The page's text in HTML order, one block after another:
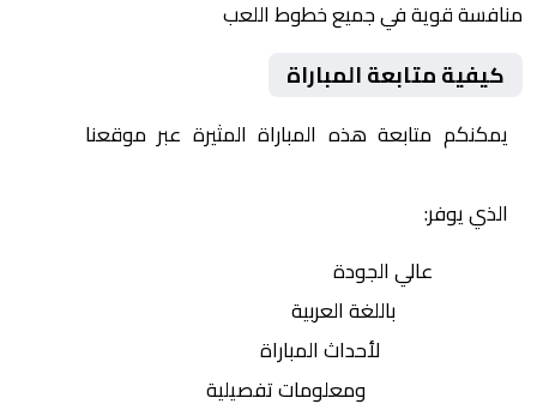
منافسة قوية في جميع خطوط اللعب
كيفية متابعة المباراة
يمكنكم متابعة هذه المباراة المثيرة عبر موقعنا
الذي يوفر:
عالي الجودة
باللغة العربية
لأحداث المباراة
ومعلومات تفصيلية